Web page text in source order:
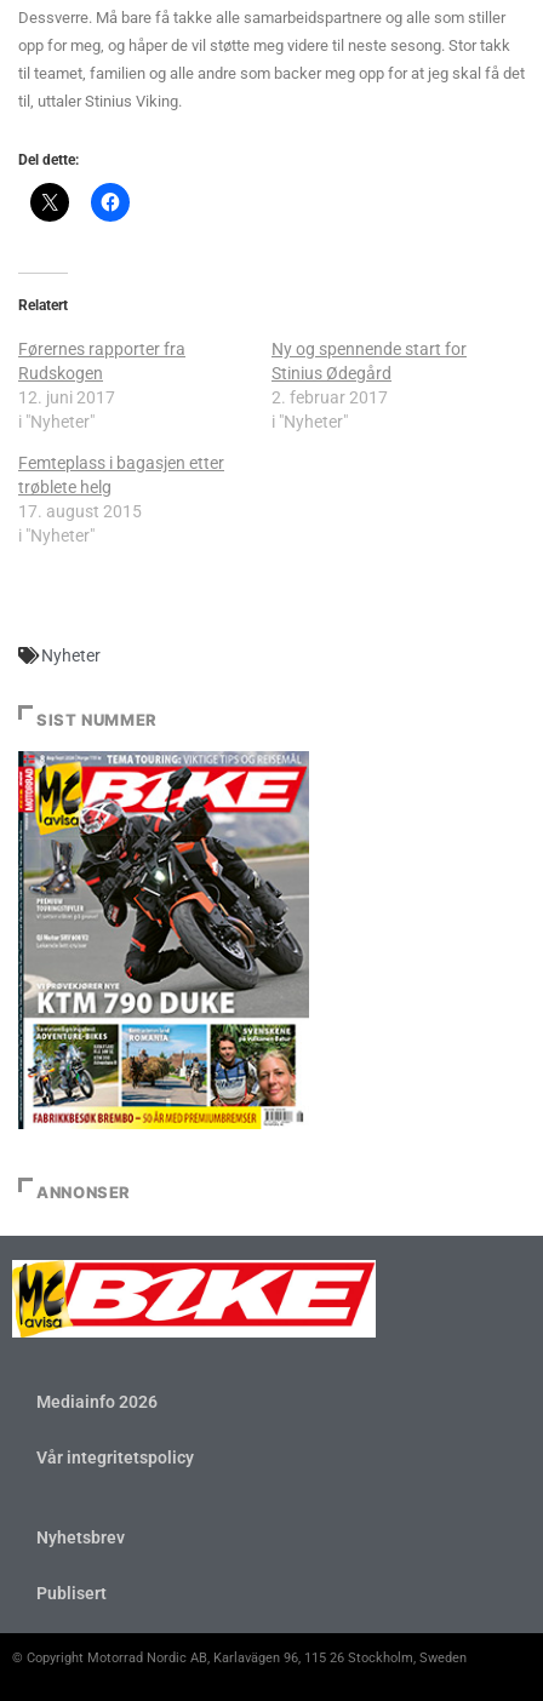
Dessverre. Må bare få takke alle samarbeidspartnere og alle som stiller
opp for meg, og håper de vil støtte meg videre til neste sesong. Stor takk
til teamet, familien og alle andre som backer meg opp for at jeg skal få det
til, uttaler Stinius Viking.
Del dette:
Relatert
Førernes rapporter fra
Rudskogen
12. juni 2017
i "Nyheter"
Ny og spennende start for
Stinius Ødegård
2. februar 2017
i "Nyheter"
Femteplass i bagasjen etter
trøblete helg
17. august 2015
i "Nyheter"
Nyheter
SIST NUMMER
ANNONSER
Mediainfo 2026
Vår integritetspolicy
Nyhetsbrev
Publisert
© Copyright Motorrad Nordic AB, Karlavägen 96, 115 26 Stockholm, Sweden